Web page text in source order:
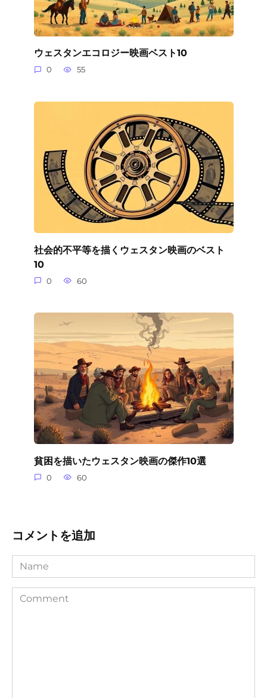
ウェスタンエコロジー映画ベスト10
0 55
社会的不平等を描くウェスタン映画のベスト
10
0 60
貧困を描いたウェスタン映画の傑作10選
0 60
コメントを追加
Name
Comment